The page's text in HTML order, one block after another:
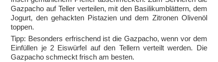
Gazpacho auf Teller verteilen, mit den Basilikumblättern, dem
Jogurt, den gehackten Pistazien und dem Zitronen Olivenöl
toppen.
Tipp: Besonders erfrischend ist die Gazpacho, wenn vor dem
Einfüllen je 2 Eiswürfel auf den Tellern verteilt werden. Die
Gazpacho schmeckt frisch am besten.